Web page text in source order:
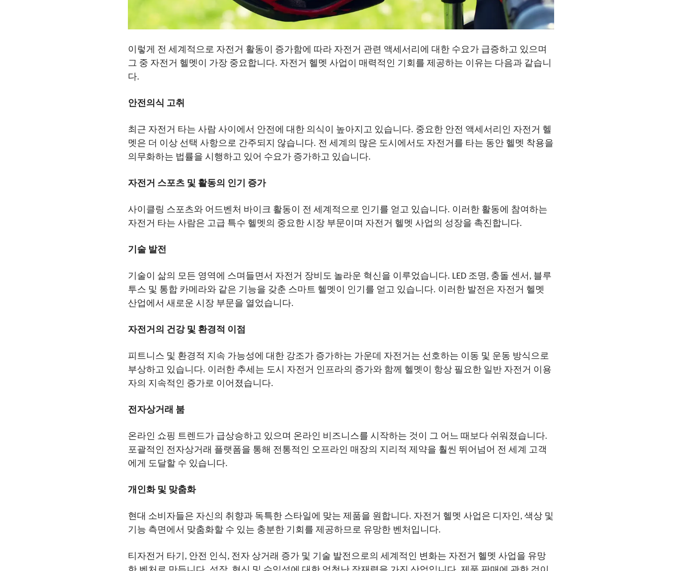
이렇게 전 세계적으로 자전거 활동이 증가함에 따라 자전거 관련 액세서리에 대한 수요가 급증하고 있으며
그 중 자전거 헬멧이 가장 중요합니다. 자전거 헬멧 사업이 매력적인 기회를 제공하는 이유는 다음과 같습니
다.
안전의식 고취
최근 자전거 타는 사람 사이에서 안전에 대한 의식이 높아지고 있습니다. 중요한 안전 액세서리인 자전거 헬
멧은 더 이상 선택 사항으로 간주되지 않습니다. 전 세계의 많은 도시에서도 자전거를 타는 동안 헬멧 착용을
의무화하는 법률을 시행하고 있어 수요가 증가하고 있습니다.
자전거 스포츠 및 활동의 인기 증가
사이클링 스포츠와 어드벤처 바이크 활동이 전 세계적으로 인기를 얻고 있습니다. 이러한 활동에 참여하는
자전거 타는 사람은 고급 특수 헬멧의 중요한 시장 부문이며 자전거 헬멧 사업의 성장을 촉진합니다.
기술 발전
기술이 삶의 모든 영역에 스며들면서 자전거 장비도 놀라운 혁신을 이루었습니다. LED 조명, 충돌 센서, 블루
투스 및 통합 카메라와 같은 기능을 갖춘 스마트 헬멧이 인기를 얻고 있습니다. 이러한 발전은 자전거 헬멧
산업에서 새로운 시장 부문을 열었습니다.
자전거의 건강 및 환경적 이점
피트니스 및 환경적 지속 가능성에 대한 강조가 증가하는 가운데 자전거는 선호하는 이동 및 운동 방식으로
부상하고 있습니다. 이러한 추세는 도시 자전거 인프라의 증가와 함께 헬멧이 항상 필요한 일반 자전거 이용
자의 지속적인 증가로 이어졌습니다.
전자상거래 붐
온라인 쇼핑 트렌드가 급상승하고 있으며 온라인 비즈니스를 시작하는 것이 그 어느 때보다 쉬워졌습니다.
포괄적인 전자상거래 플랫폼을 통해 전통적인 오프라인 매장의 지리적 제약을 훨씬 뛰어넘어 전 세계 고객
에게 도달할 수 있습니다.
개인화 및 맞춤화
현대 소비자들은 자신의 취향과 독특한 스타일에 맞는 제품을 원합니다. 자전거 헬멧 사업은 디자인, 색상 및
기능 측면에서 맞춤화할 수 있는 충분한 기회를 제공하므로 유망한 벤처입니다.
티 자전거 타기, 안전 인식, 전자 상거래 증가 및 기술 발전으로의 세계적인 변화는 자전거 헬멧 사업을 유망